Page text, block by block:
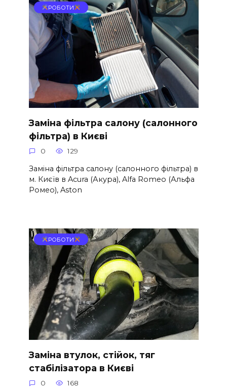
РОБОТИ
Заміна фільтра салону (салонного
фільтра) в Києві
0 129
Заміна фільтра салону (салонного фільтра) в
м. Києїв в Acura (Акура), Alfa Romeo (Альфа
Ромео), Aston
РОБОТИ
Заміна втулок, стійок, тяг
стабілізатора в Києві
0 168